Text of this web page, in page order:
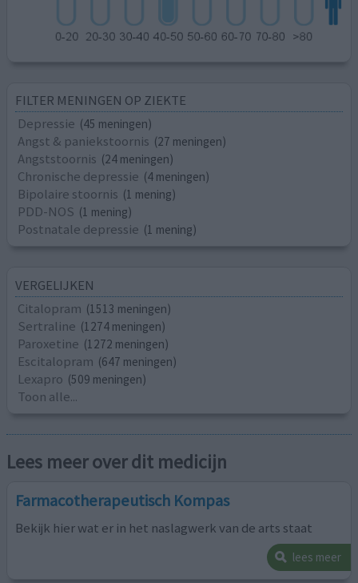
FILTER MENINGEN OP ZIEKTE
Depressie (45 meningen)
Angst & paniekstoornis (27 meningen)
Angststoornis (24 meningen)
Chronische depressie (4 meningen)
Bipolaire stoornis (1 mening)
PDD-NOS (1 mening)
Postnatale depressie (1 mening)
VERGELIJKEN
Citalopram (1513 meningen)
Sertraline (1274 meningen)
Paroxetine (1272 meningen)
Escitalopram (647 meningen)
Lexapro (509 meningen)
Toon alle...
Lees meer over dit medicijn
Farmacotherapeutisch Kompas
Bekijk hier wat er in het naslagwerk van de arts staat
lees meer